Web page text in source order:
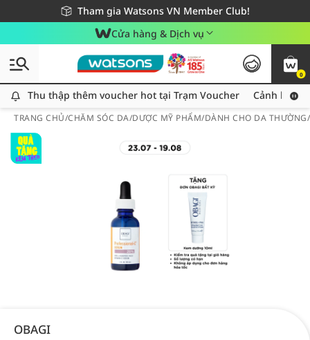
Tham gia Watsons VN Member Club!
Miễn phí giao hàng cho đơn hàng từ 249,000Đ
Giao hàng nhanh 24h - Áp dụng khu vực TP. Hồ Chí Minh
Cửa hàng & Dịch vụ
0
Thu thập thêm voucher hot tại Trạm Voucher
Thu thập thêm voucher hot tại Trạm Voucher Cảnh báo
TRANG CHỦ/CHĂM SÓC DA/DƯỢC MỸ PHẨM/DÀNH CHO DA
OBAGI